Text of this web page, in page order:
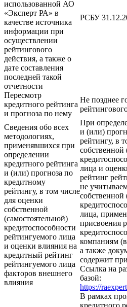
использованной АО
«Эксперт РА» в
качестве источника
информации при
осуществлении
рейтингового
действия, а также о
дате составления
последней такой
отчетности
РСБУ
Пересмотр
кредитного рейтинга
и прогноза по нему
Не позднее
Сведения обо всех
методологиях,
применявшихся при
определении
кредитного рейтинга
и (или) прогноза по
кредитному
рейтингу, в том числе
для оценки
собственной
(самостоятельной)
кредитоспособности
рейтингуемого лица
и оценки влияния на
кредитный рейтинг
рейтингуемого лица
факторов внешнего
влияния
При
и (или)
рейтингу, в
собственной
лица и
рейтинг
не
собственной
лица,
присвоения
компаниям
а также
содержит
Ссылка на
базой:
https://
В рамках